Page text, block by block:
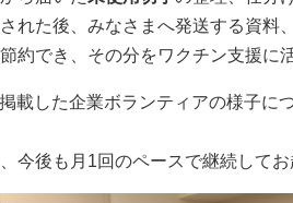
れた後、みなさまへ発送する資料
約でき、その分をワクチン支援に
載した企業ボランティアの様子に
今後も月1回のペースで継続してお